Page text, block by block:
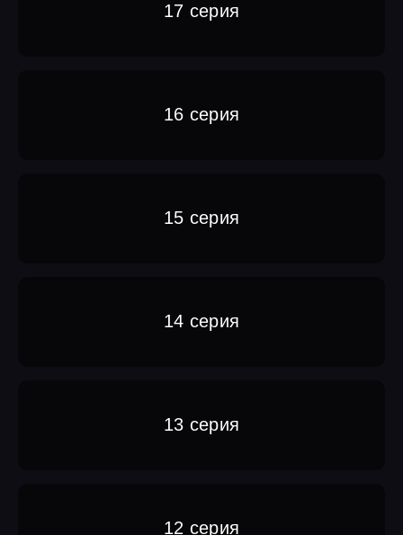
17 серия
16 серия
15 серия
14 серия
13 серия
12 серия